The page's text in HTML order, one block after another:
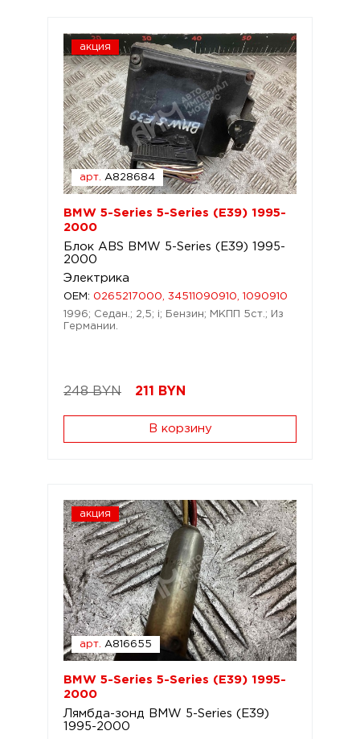
акция
арт. A828684
BMW 5-Series 5-Series (E39) 1995-
2000
Блок ABS BMW 5-Series (E39) 1995-
2000
Электрика
OEM: 0265217000, 34511090910, 1090910
1996; Седан.; 2,5; i; Бензин; МКПП 5ст.; Из
Германии.
248 BYN 211 BYN
В корзину
акция
арт. A816655
BMW 5-Series 5-Series (E39) 1995-
2000
Лямбда-зонд BMW 5-Series (E39)
1995-2000